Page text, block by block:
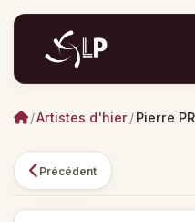
/Artistes d'hier/Pierre
Précédent